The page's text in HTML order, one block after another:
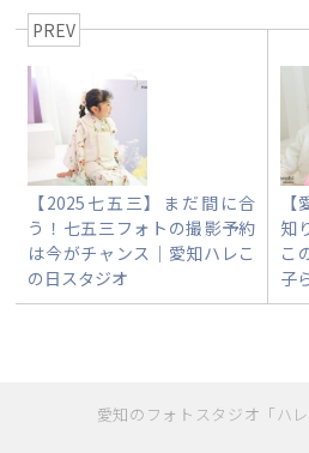
PREV
【2025七五三】まだ間に合
う！七五三フォトの撮影予約
は今がチャンス｜愛知ハレこ
の日スタジオ
知
こ
子
愛知のフォトスタジオ「ハ